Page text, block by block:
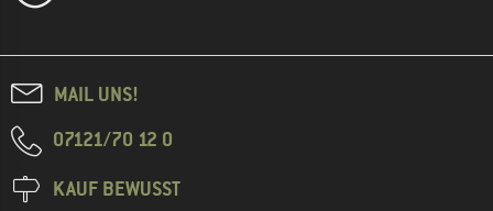
MAIL UNS!
07121/70 12 0
KAUF BEWUSST